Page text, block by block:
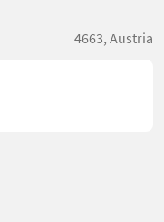
4663, Austria